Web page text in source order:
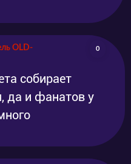
OLD-
0
собирает
да и фанатов у